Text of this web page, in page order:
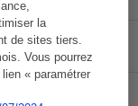
la
de sites tiers.
Vous pourrez
« paramétrer
cm